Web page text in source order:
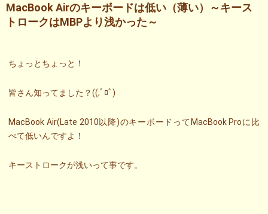
MacBook Airのキーボードは低い（薄い）～キース
トロークはMBPより浅かった～
ちょっとちょっと！
皆さん知ってました？((;ﾟﾛﾟ)
MacBook Air(Late 2010以降)のキーボードってMacBook Proに比
べて低いんですよ！
キーストロークが浅いって事です。